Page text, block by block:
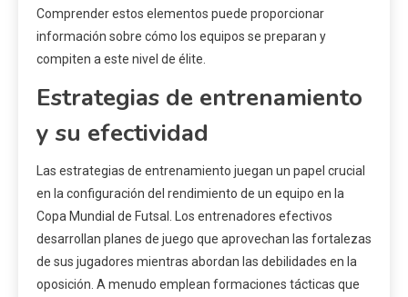
Comprender estos elementos puede proporcionar
información sobre cómo los equipos se preparan y
compiten a este nivel de élite.
Estrategias de entrenamiento
y su efectividad
Las estrategias de entrenamiento juegan un papel crucial
en la configuración del rendimiento de un equipo en la
Copa Mundial de Futsal. Los entrenadores efectivos
desarrollan planes de juego que aprovechan las fortalezas
de sus jugadores mientras abordan las debilidades en la
oposición. A menudo emplean formaciones tácticas que